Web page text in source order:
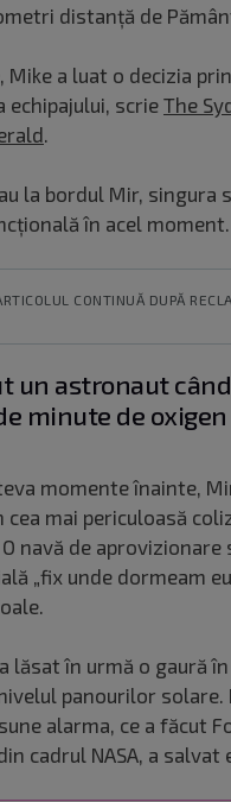
distanță de
Mike a luat o decizia
echipajului, scrieThe
.
la bordul Mir, singura
în acel moment.
CONTINUĂ DUPĂ
un astronaut
minute de
momente înainte,
cea mai periculoasă
navă de aprovizionare
„fix unde dormeam
lăsat în urmă o gaură
panourilor solare.
alarma, ce a făcut
cadrul NASA, a salvat